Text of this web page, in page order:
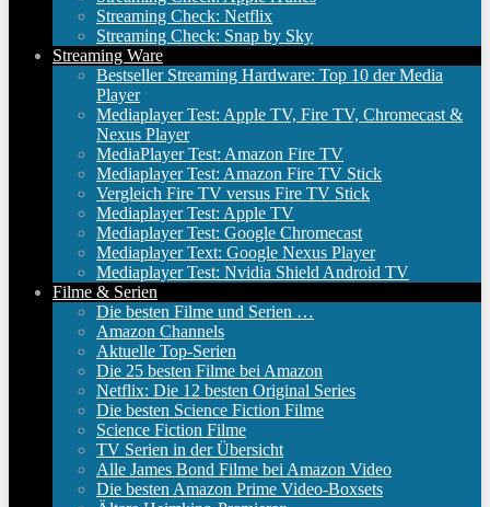
Streaming Check: Netflix
Streaming Check: Snap by Sky
Streaming Ware
Bestseller Streaming Hardware: Top 10 der Media
Player
Mediaplayer Test: Apple TV, Fire TV, Chromecast &
Nexus Player
MediaPlayer Test: Amazon Fire TV
Mediaplayer Test: Amazon Fire TV Stick
Vergleich Fire TV versus Fire TV Stick
Mediaplayer Test: Apple TV
Mediaplayer Test: Google Chromecast
Mediaplayer Text: Google Nexus Player
Mediaplayer Test: Nvidia Shield Android TV
Filme & Serien
Die besten Filme und Serien …
Amazon Channels
Aktuelle Top-Serien
Die 25 besten Filme bei Amazon
Netflix: Die 12 besten Original Series
Die besten Science Fiction Filme
Science Fiction Filme
TV Serien in der Übersicht
Alle James Bond Filme bei Amazon Video
Die besten Amazon Prime Video-Boxsets